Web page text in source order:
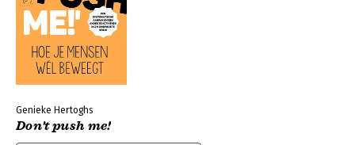
Genieke Hertoghs
Don't push me!